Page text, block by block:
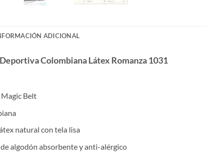
ADICIONAL
Colombiana Látex Romanza 1031
Belt
natural con tela lisa
algodón absorbente y anti-alérgico